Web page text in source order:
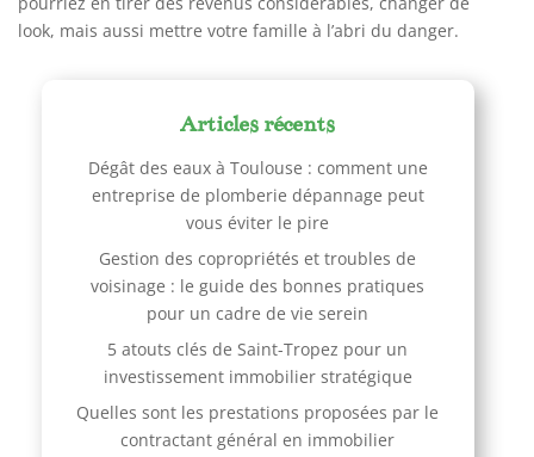
look, mais aussi mettre votre famille à l’abri du danger.
Articles récents
Dégât des eaux à Toulouse : comment une
entreprise de plomberie dépannage peut
vous éviter le pire
Gestion des copropriétés et troubles de
voisinage : le guide des bonnes pratiques
pour un cadre de vie serein
5 atouts clés de Saint-Tropez pour un
investissement immobilier stratégique
Quelles sont les prestations proposées par le
contractant général en immobilier